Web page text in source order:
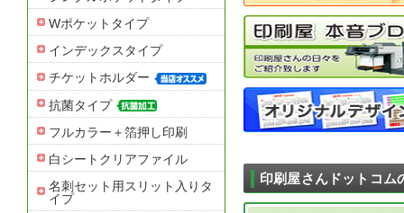
印刷屋さんドットコム
Wポケットタイプ
インデックスタイプ
チケットホルダー
抗菌タイプ
フルカラー＋箔押し印刷
白シートクリアファイル
名刺セット用スリット入りタ
イプ